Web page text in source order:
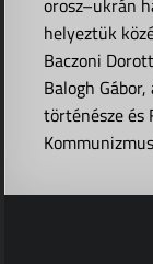
helyeztük
Baczoni
Balogh
történésze és